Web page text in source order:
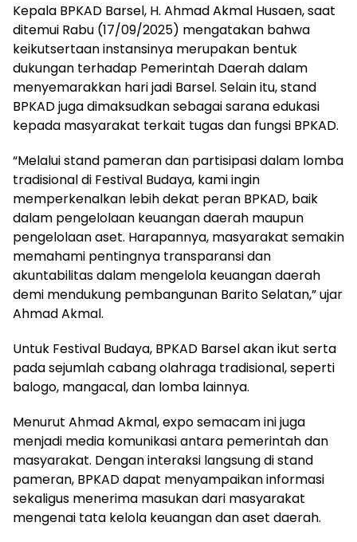
Kepala BPKAD Barsel, H. Ahmad Akmal Husaen, saat
ditemui Rabu (17/09/2025) mengatakan bahwa
keikutsertaan instansinya merupakan bentuk
dukungan terhadap Pemerintah Daerah dalam
menyemarakkan hari jadi Barsel. Selain itu, stand
BPKAD juga dimaksudkan sebagai sarana edukasi
kepada masyarakat terkait tugas dan fungsi BPKAD.
“Melalui stand pameran dan partisipasi dalam lomba
tradisional di Festival Budaya, kami ingin
memperkenalkan lebih dekat peran BPKAD, baik
dalam pengelolaan keuangan daerah maupun
pengelolaan aset. Harapannya, masyarakat semakin
memahami pentingnya transparansi dan
akuntabilitas dalam mengelola keuangan daerah
demi mendukung pembangunan Barito Selatan,” ujar
Ahmad Akmal.
Untuk Festival Budaya, BPKAD Barsel akan ikut serta
pada sejumlah cabang olahraga tradisional, seperti
balogo, mangacal, dan lomba lainnya.
Menurut Ahmad Akmal, expo semacam ini juga
menjadi media komunikasi antara pemerintah dan
masyarakat. Dengan interaksi langsung di stand
pameran, BPKAD dapat menyampaikan informasi
sekaligus menerima masukan dari masyarakat
mengenai tata kelola keuangan dan aset daerah.